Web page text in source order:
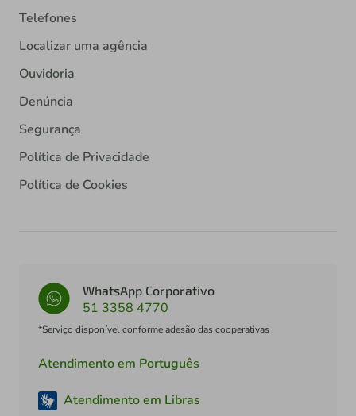
Telefones
Localizar uma agência
Ouvidoria
Denúncia
Segurança
Política de Privacidade
Política de Cookies
WhatsApp Corporativo
51 3358 4770
*Serviço disponível conforme adesão das cooperativas
Atendimento em Português
Atendimento em Libras